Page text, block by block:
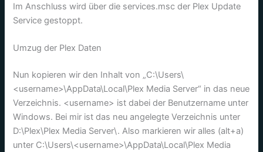
Im Anschluss wird über die services.msc der Plex Update
Service gestoppt.
Umzug der Plex Daten
Nun kopieren wir den Inhalt von „C:\Users\
<username>\AppData\Local\Plex Media Server“ in das neue
Verzeichnis. <username> ist dabei der Benutzername unter
Windows. Bei mir ist das neu angelegte Verzeichnis unter
D:\Plex\Plex Media Server\. Also markieren wir alles (alt+a)
unter C:\Users\<username>\AppData\Local\Plex Media